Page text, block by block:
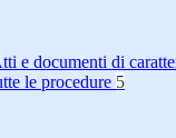
e documenti di
le procedure 5